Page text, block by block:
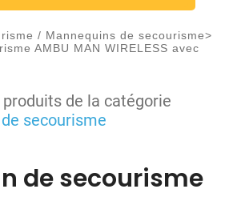
/ Mannequins de secourisme>
AMBU MAN WIRELESS avec
de la catégorie
secourisme
de secourisme